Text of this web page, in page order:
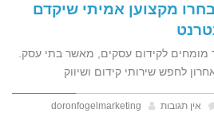
מקצוען אמיתי שיקדם
מומחים לקידום עסקים, מאשר בתי עסק.
לחפש שירותי קידום ושיווק
אין תגובות doronfogelmarketing